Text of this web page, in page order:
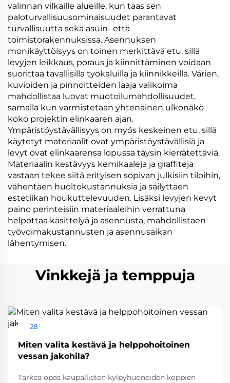
valinnan vilkaille alueille, kun taas sen
paloturvallisuusominaisuudet parantavat
turvallisuutta sekä asuin- että
toimistorakennuksissa. Asennuksen
monikäyttöisyys on toinen merkittävä etu, sillä
levyjen leikkaus, poraus ja kiinnittäminen voidaan
suorittaa tavallisilla työkaluilla ja kiinnikkeillä. Värien,
kuvioiden ja pinnoitteiden laaja valikoima
mahdollistaa luovat muotoilumahdollisuudet,
samalla kun varmistetaan yhtenäinen ulkonäkö
koko projektin elinkaaren ajan.
Ympäristöystävällisyys on myös keskeinen etu, sillä
käytetyt materiaalit ovat ympäristöystävällisiä ja
levyt ovat elinkaarensa lopussa täysin kierrätettäviä.
Materiaalin kestävyys kemikaaleja ja graffiteja
vastaan tekee siitä erityisen sopivan julkisiin tiloihin,
vähentäen huoltokustannuksia ja säilyttäen
estetiikan houkuttelevuuden. Lisäksi levyjen kevyt
paino perinteisiin materiaaleihin verrattuna
helpottaa käsittelyä ja asennusta, mahdollistaen
työvoimakustannusten ja asennusaikan
lähentymisen.
Vinkkejä ja temppuja
28
Miten valita kestävä ja helppohoitoinen
vessan jakohila?
Tärkeä opas kaupallisten kylpyhuoneiden koppien